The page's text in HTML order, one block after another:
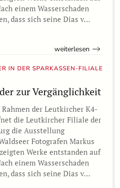
einem Wasserschaden
dass sich seine Dias v…
weiterlesen
IN DER SPARKASSEN-FILIALE
zur Vergänglichkeit
der Leutkircher K4-
die Leutkircher Filiale der
die Ausstellung
Fotografen Markus
Werke entstanden auf
einem Wasserschaden
dass sich seine Dias v…